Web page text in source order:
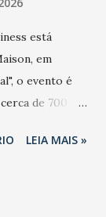
está
em
o evento é
de 700
o NM2B
de marcas
LEIA MAIS »